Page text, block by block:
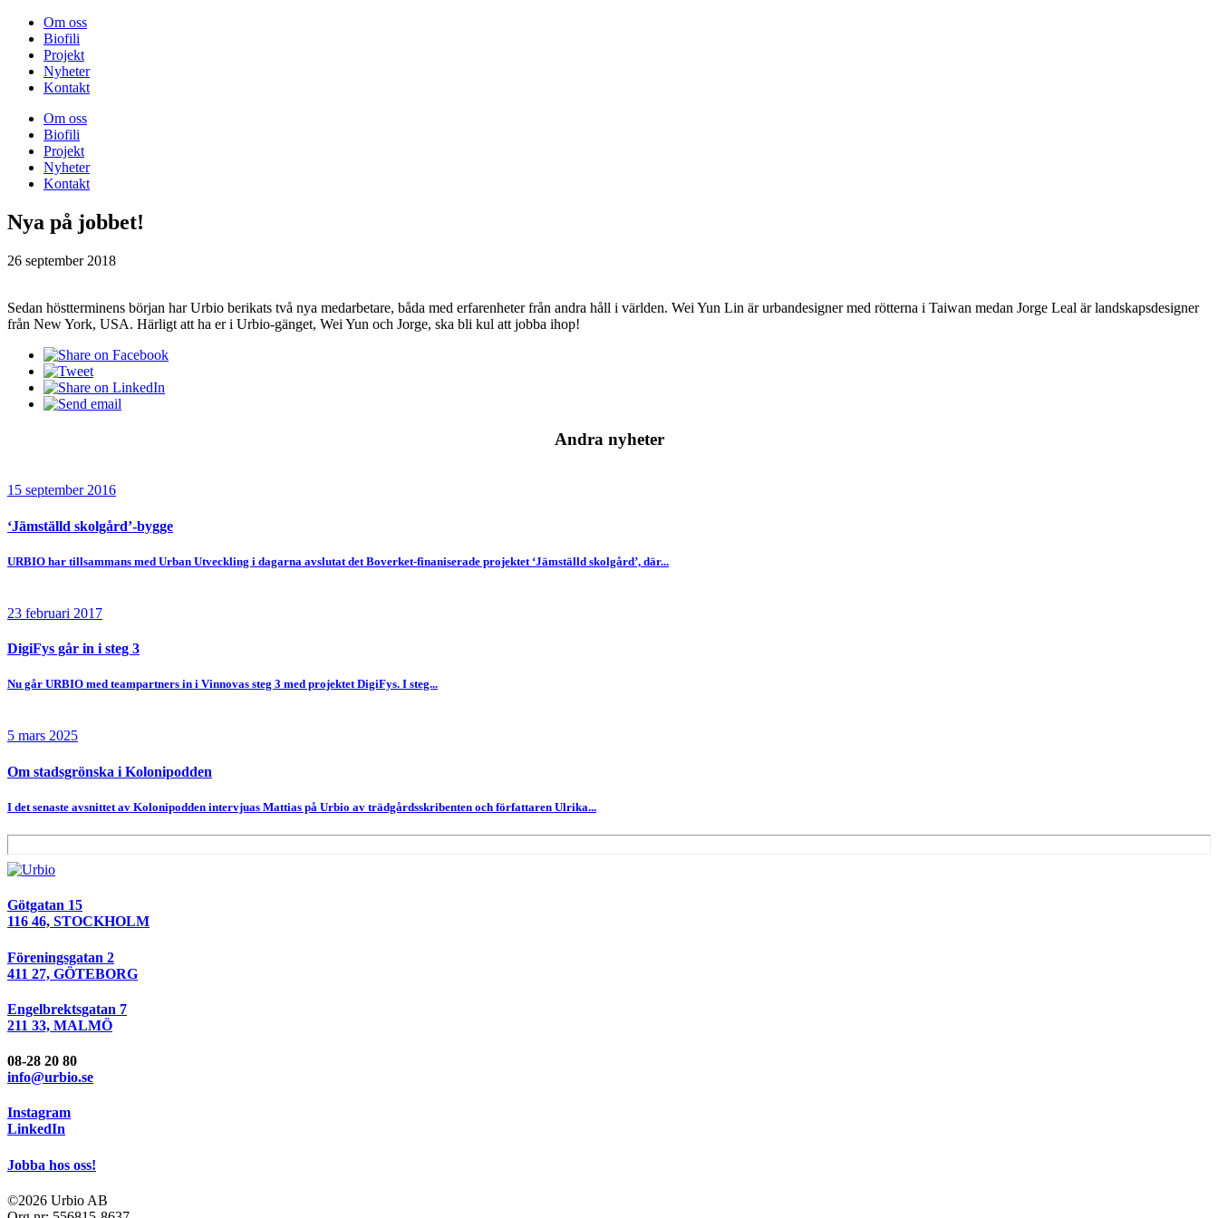
Om oss
Biofili
Projekt
Nyheter
Kontakt
Om oss
Biofili
Projekt
Nyheter
Kontakt
Nya på jobbet!
26 september 2018
Sedan höstterminens början har Urbio berikats två nya medarbetare, båda med erfarenheter från andra håll i världen. Wei Yun Lin är urbandesigner med rötterna i Taiwan medan Jorge Leal är landskapsdesigner
från New York, USA. Härligt att ha er i Urbio-gänget, Wei Yun och Jorge, ska bli kul att jobba ihop!
Andra nyheter
15 september 2016
‘Jämställd skolgård’-bygge
URBIO har tillsammans med Urban Utveckling i dagarna avslutat det Boverket-finaniserade projektet ‘Jämställd skolgård’, där...
23 februari 2017
DigiFys går in i steg 3
Nu går URBIO med teampartners in i Vinnovas steg 3 med projektet DigiFys. I steg...
5 mars 2025
Om stadsgrönska i Kolonipodden
I det senaste avsnittet av Kolonipodden intervjuas Mattias på Urbio av trädgårdsskribenten och författaren Ulrika...
Götgatan 15
116 46, STOCKHOLM
Föreningsgatan 2
411 27, GÖTEBORG
Engelbrektsgatan 7
211 33, MALMÖ
08-28 20 80
info@urbio.se
Instagram
LinkedIn
Jobba hos oss!
©2026 Urbio AB